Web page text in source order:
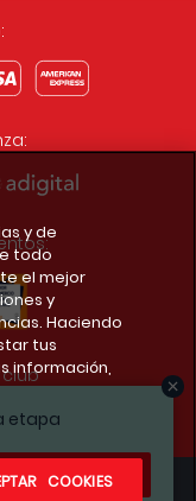
etapa
y de
todo
el mejor
y
Haciendo
tus
información,
COOKIES